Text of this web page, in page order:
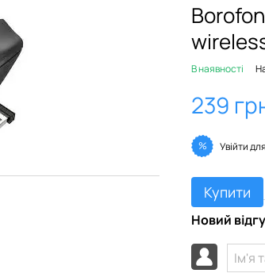
В наявності
239
% Увійти
Купити
Новий